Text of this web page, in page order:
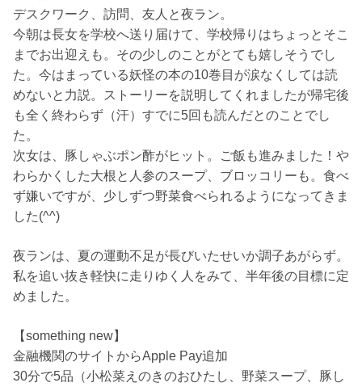
デスクワーク、訪問、友人と夜ラン。
今朝は長女を学校へ送り届けて、学校帰りはちょっとそこ
までお出迎えも。その少しのことがとても嬉しそうでし
た。今はまっている妖怪の本の10巻目が涙なくしては読
めないと力説。ストーリーを説明してくれましたが帰宅後
も全く終わらず（汗）すでに5回も読んだとのことでし
た。
次女は、豚しゃぶポン酢がヒット。ご飯も進みました！や
わらかくした大根と人参のスープ、ブロッコリーも。食べ
ず嫌いですが、少しずつ野菜食べられるようになってきま
した(^^)
夜ランは、夏の運動不足が長びいたせいか調子あがらず。
私を追い抜き軽快に走りゆく人をみて、半年後の目標に定
めました。
【something new】
金融機関のサイトからApple Pay追加
30分で5品（小松菜えのきのおひたし、野菜スープ、豚し